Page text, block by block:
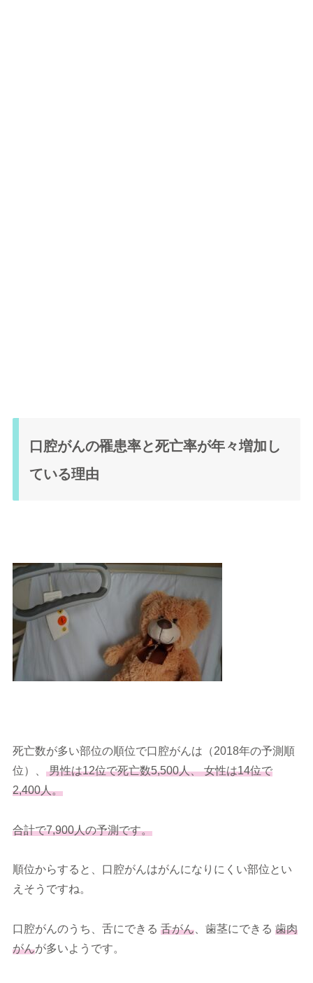
口腔がんの罹患率と死亡率が年々増加し
ている理由
死亡数が多い部位の順位で口腔がんは（2018年の予測順
位）、男性は12位で死亡数5,500人、女性は14位で
2,400人。
合計で7,900人の予測です。
順位からすると、口腔がんはがんになりにくい部位とい
えそうですね。
口腔がんのうち、舌にできる舌がん 、歯茎にできる歯肉
がんが多いようです。